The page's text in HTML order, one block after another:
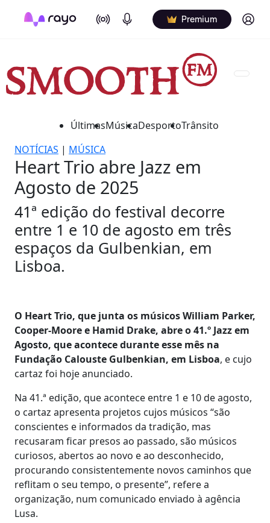
On Air Podcasts Premium Log in
ÚltimasMúsicaDesportoTrânsito
NOTÍCIAS | MÚSICA
Heart Trio abre Jazz em
Agosto de 2025
41ª edição do festival decorre
entre 1 e 10 de agosto em três
espaços da Gulbenkian, em
Lisboa.
O Heart Trio, que junta os músicos William Parker,
Cooper-Moore e Hamid Drake, abre o 41.º Jazz em
Agosto, que acontece durante esse mês na
Fundação Calouste Gulbenkian, em Lisboa, e cujo
cartaz foi hoje anunciado.
Na 41.ª edição, que acontece entre 1 e 10 de agosto,
o cartaz apresenta projetos cujos músicos “são
conscientes e informados da tradição, mas
recusaram ficar presos ao passado, são músicos
curiosos, abertos ao novo e ao desconhecido,
procurando consistentemente novos caminhos que
reflitam o seu tempo, o presente”, refere a
organização, num comunicado enviado à agência
Lusa.